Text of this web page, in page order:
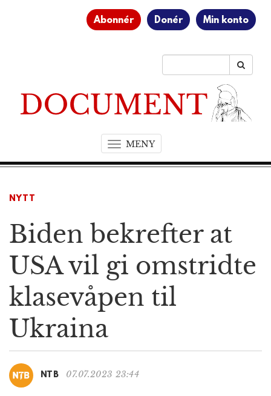
Abonnér Donér Min konto
MENYT
o
a
i
a
t
NYTT
Biden bekrefter at
USA vil gi omstridte
klasevåpen til
Ukraina
NTB 07.07.2023 23:44